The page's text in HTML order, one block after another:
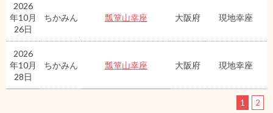
2026
年10月
26日
ちかみん 瓢箪山幸座 大阪府 現地幸座
2026
年10月
28日
ちかみん 瓢箪山幸座 大阪府 現地幸座
1 2